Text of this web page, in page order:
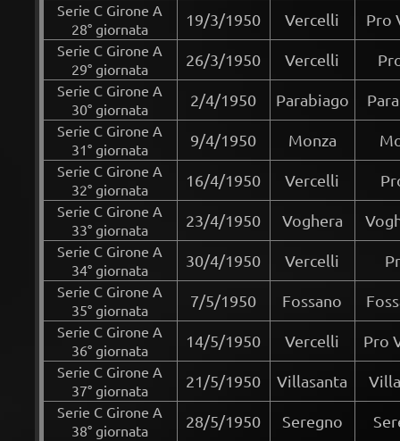
Serie C Girone A
28° giornata
19/3/1950 Vercelli Pro
Serie C Girone A
29° giornata
26/3/1950 Vercelli
Serie C Girone A
30° giornata
2/4/1950 Parabiago
Serie C Girone A
31° giornata
9/4/1950 Monza
Serie C Girone A
32° giornata
16/4/1950 Vercelli
Serie C Girone A
33° giornata
23/4/1950 Voghera
Serie C Girone A
34° giornata
30/4/1950 Vercelli
Serie C Girone A
35° giornata
7/5/1950 Fossano
Serie C Girone A
36° giornata
14/5/1950 Vercelli Pro
Serie C Girone A
37° giornata
21/5/1950 Villasanta
Serie C Girone A
38° giornata
28/5/1950 Seregno